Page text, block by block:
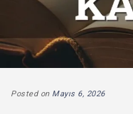
Posted on Mayıs 6, 2026